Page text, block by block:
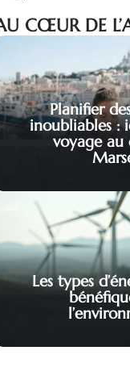
CŒUR DE
Planifier
inoubliables :
voyage au
Les types